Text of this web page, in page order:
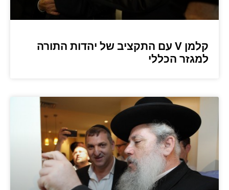
קלמן V עם התקציב של יהדות התורה
למגזר הכללי